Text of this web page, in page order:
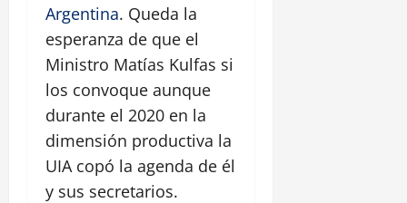
Argentina. Queda la
esperanza de que el
Ministro Matías Kulfas si
los convoque aunque
durante el 2020 en la
dimensión productiva la
UIA copó la agenda de él
y sus secretarios.